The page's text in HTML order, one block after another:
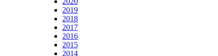
2019
2018
2017
2016
2015
2014